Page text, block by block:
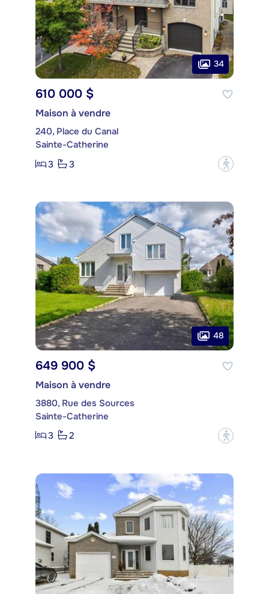
34
610 000 $
Maison à vendre
240, Place du Canal
Sainte-Catherine
3
3 ?
48
649 900 $
Maison à vendre
3880, Rue des Sources
Sainte-Catherine
3
2 ?